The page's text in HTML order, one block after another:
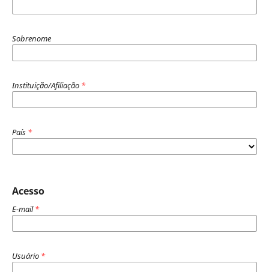
Sobrenome
Instituição/Afiliação *
País *
Acesso
E-mail*
Usuário *